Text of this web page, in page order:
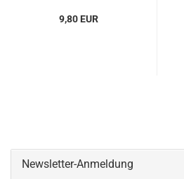
9,80 EUR
Newsletter-Anmeldung